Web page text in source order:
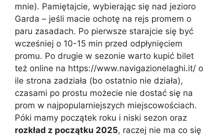
mnie). Pamiętajcie, wybierając się nad jezioro
Garda – jeśli macie ochotę na rejs promem o
paru zasadach. Po pierwsze starajcie się być
wcześniej o 10-15 min przed odpłynięciem
promu. Po drugie w sezonie warto kupić bilet
też online na https://www.navigazionelaghi.it/ o
ile strona zadziała (bo ostatnio nie działa),
czasami po prostu możecie nie dostać się na
prom w najpopularniejszych miejscowościach.
Póki mamy początek roku i niski sezon oraz
rozkład z początku 2025, raczej nie ma co się